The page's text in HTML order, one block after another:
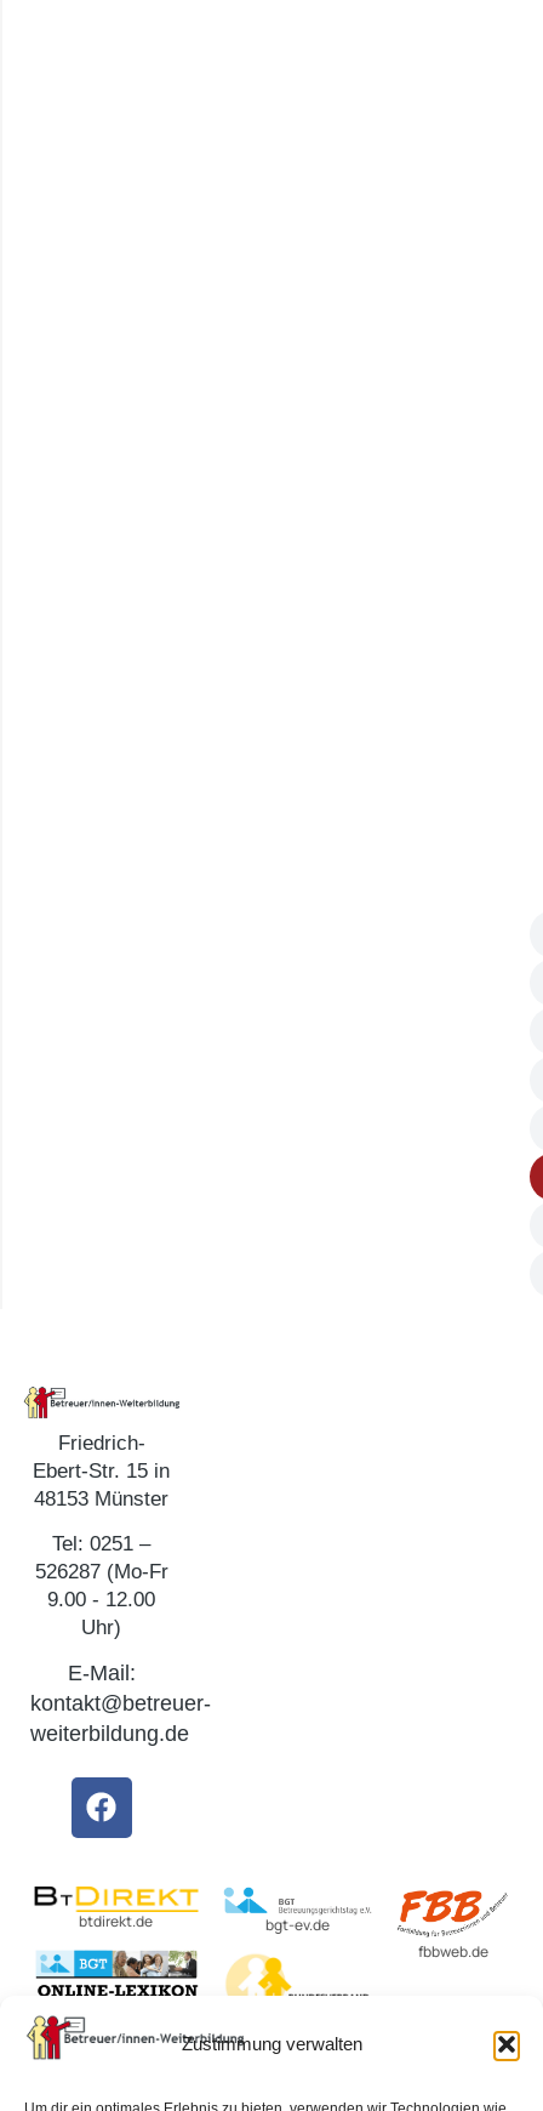
Zustimmung verwalten
Friedrich-
Ebert-Str. 15 in
48153 Münster
Tel: 0251 –
526287 (Mo-Fr
9.00 - 12.00
Uhr)
E-Mail:
kontakt@betreuer-
weiterbildung.de
btdirekt.de bgt-ev.de
BvBEF.de
fbbweb.de